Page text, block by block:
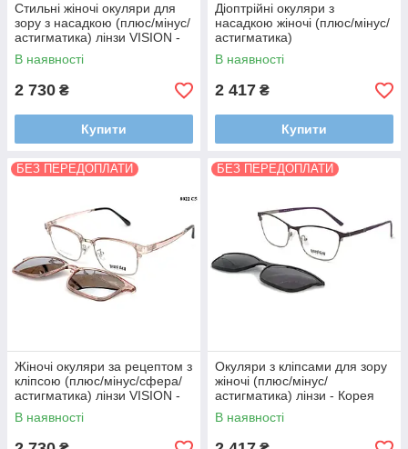
Стильні жіночі окуляри для
зору з насадкою (плюс/мінус/
астигматика) лінзи VISION -
Корея
В наявності
2 730 ₴
Купити
Діоптрійні окуляри з
насадкою жіночі (плюс/мінус/
астигматика)
В наявності
2 417 ₴
Купити
БЕЗ ПЕРЕДОПЛАТИ
Жіночі окуляри за рецептом з
кліпсою (плюс/мінус/сфера/
астигматика) лінзи VISION -
Корея з покриттями
HMC,EMI,UV400
В наявності
БЕЗ ПЕРЕДОПЛАТИ
Окуляри з кліпсами для зору
жіночі (плюс/мінус/
астигматика) лінзи - Корея
В наявності